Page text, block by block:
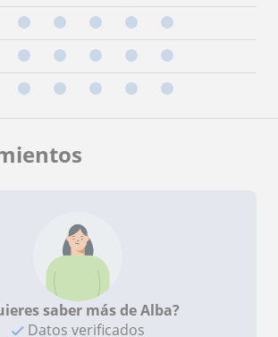
saber más de Alba?
Datos verificados